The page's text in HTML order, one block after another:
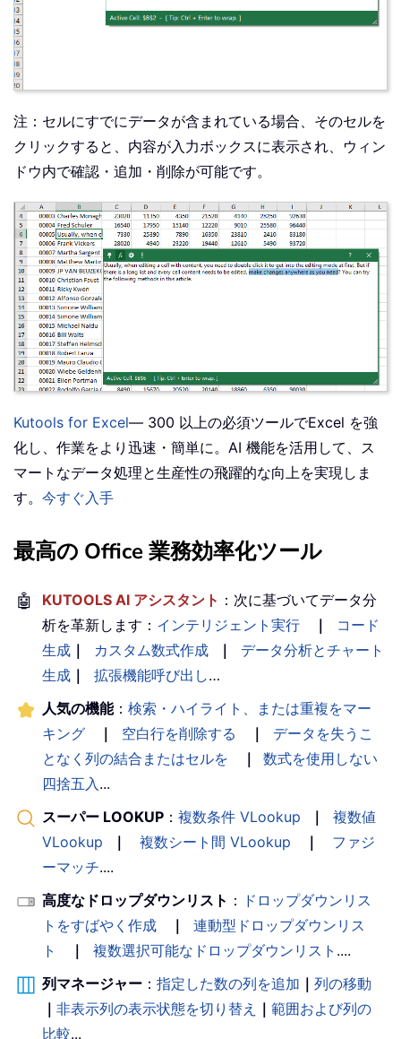
注：セルにすでにデータが含まれている場合、そのセルを
クリックすると、内容が入力ボックスに表示され、ウィン
ドウ内で確認・追加・削除が可能です。
Kutools for Excel— 300 以上の必須ツールでExcel を強
化し、作業をより迅速・簡単に。AI 機能を活用して、ス
マートなデータ処理と生産性の飛躍的な向上を実現しま
す。 今すぐ入手
最高の Office 業務効率化ツール
🤖 KUTOOLS AI アシスタント ：次に基づいてデータ分
析を革新します： インテリジェント実行 ｜
コード
生成 ｜ カスタム数式作成 ｜
データ分析とチャート
生成 ｜ 拡張機能呼び出し…
人気の機能： 検索・ハイライト、または重複をマー
キング
｜ 空白行を削除する ｜
データを失うこ
となく列の結合またはセルを
｜
数式を使用しない
四捨五入 ...
スーパー LOOKUP ： 複数条件 VLookup ｜
複数値
VLookup
｜ 複数シート間 VLookup ｜
ファジ
ーマッチ....
高度なドロップダウンリスト ： ドロップダウンリス
トをすばやく作成
｜
連動型ドロップダウンリス
ト
｜ 複数選択可能なドロップダウンリスト ....
列マネージャー ： 指定した数の列を追加 ｜ 列の移動
｜ 非表示列の表示状態を切り替え ｜ 範囲および列の
比較...